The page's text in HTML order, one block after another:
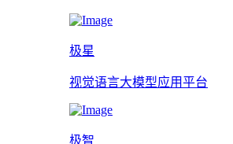
极星
视觉语言大模型应用平台
极智